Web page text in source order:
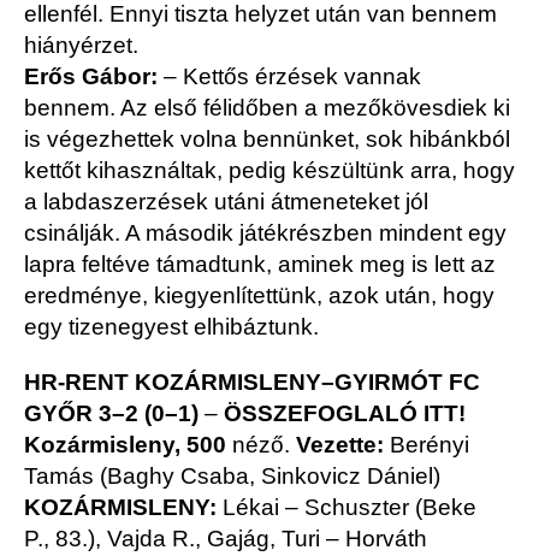
ellenfél. Ennyi tiszta helyzet után van bennem
hiányérzet.
Erős Gábor: – Kettős érzések vannak
bennem. Az első félidőben a mezőkövesdiek ki
is végezhettek volna bennünket, sok hibánkból
kettőt kihasználtak, pedig készültünk arra, hogy
a labdaszerzések utáni átmeneteket jól
csinálják. A második játékrészben mindent egy
lapra feltéve támadtunk, aminek meg is lett az
eredménye, kiegyenlítettünk, azok után, hogy
egy tizenegyest elhibáztunk.
HR-RENT KOZÁRMISLENY–GYIRMÓT FC
GYŐR 3–2 (0–1) – ÖSSZEFOGLALÓ ITT!
Kozármisleny, 500 néző. Vezette: Berényi
Tamás (Baghy Csaba, Sinkovicz Dániel)
KOZÁRMISLENY: Lékai – Schuszter (Beke
P., 83.), Vajda R., Gajág, Turi – Horváth